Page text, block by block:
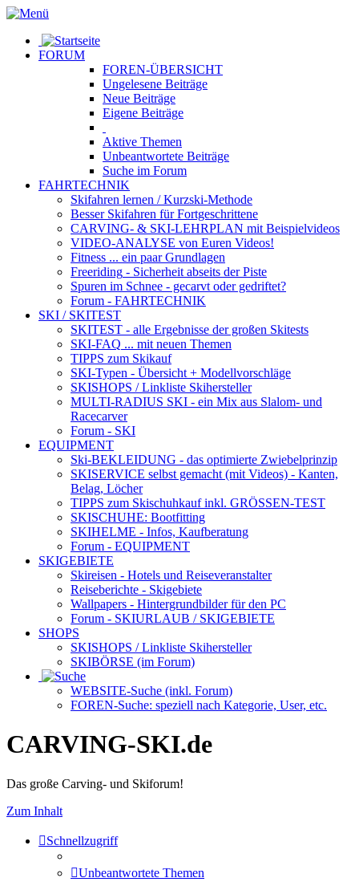
FORUM
FOREN-ÜBERSICHT
Ungelesene Beiträge
Neue Beiträge
Eigene Beiträge
Aktive Themen
Unbeantwortete Beiträge
Suche im Forum
FAHRTECHNIK
Skifahren lernen / Kurzski-Methode
Besser Skifahren für Fortgeschrittene
CARVING- & SKI-LEHRPLAN mit Beispielvideos
VIDEO-ANALYSE von Euren Videos!
Fitness ... ein paar Grundlagen
Freeriding - Sicherheit abseits der Piste
Spuren im Schnee - gecarvt oder gedriftet?
Forum - FAHRTECHNIK
SKI / SKITEST
SKITEST - alle Ergebnisse der großen Skitests
SKI-FAQ ... mit neuen Themen
TIPPS zum Skikauf
SKI-Typen - Übersicht + Modellvorschläge
SKISHOPS / Linkliste Skihersteller
MULTI-RADIUS SKI - ein Mix aus Slalom- und
Racecarver
Forum - SKI
EQUIPMENT
Ski-BEKLEIDUNG - das optimierte Zwiebelprinzip
SKISERVICE selbst gemacht (mit Videos) - Kanten,
Belag, Löcher
TIPPS zum Skischuhkaufinkl. GRÖSSEN-TEST
SKISCHUHE: Bootfitting
SKIHELME - Infos, Kaufberatung
Forum - EQUIPMENT
SKIGEBIETE
Skireisen - Hotels und Reiseveranstalter
Reiseberichte - Skigebiete
Wallpapers - Hintergrundbilder für den PC
Forum - SKIURLAUB / SKIGEBIETE
SHOPS
SKISHOPS / Linkliste Skihersteller
SKIBÖRSE (im Forum)
WEBSITE-Suche (inkl. Forum)
FOREN-Suche: speziell nach Kategorie, User, etc.
CARVING-SKI.de
Das große Carving- und Skiforum!
Zum Inhalt
Schnellzugriff
Unbeantwortete Themen